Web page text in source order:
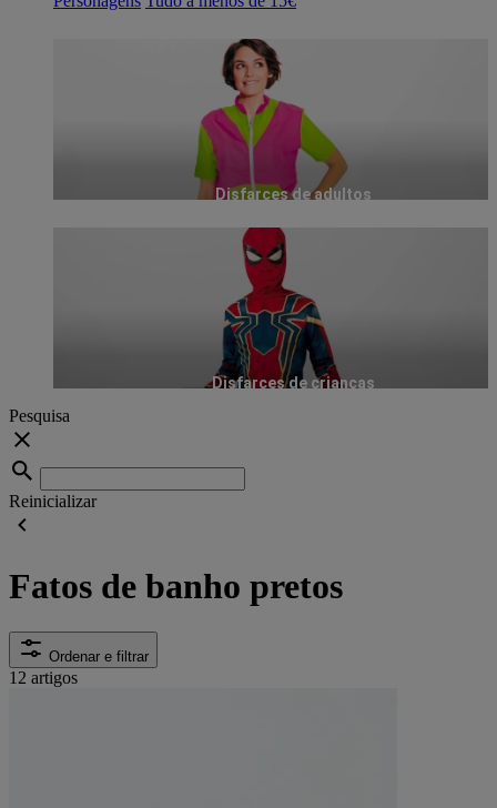
Disfarces de adultos
Disfarces de crianças
Pesquisa
Reinicializar
Fatos de banho pretos
Ordenar e filtrar
12 artigos